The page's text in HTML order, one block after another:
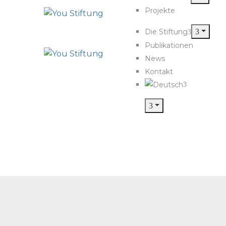
Projekte
Die Stiftung
Publikationen
News
Kontakt